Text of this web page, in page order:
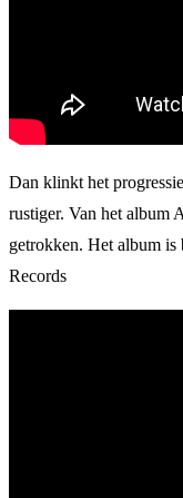
Dan klinkt het
rustiger. Van het album
getrokken. Het album is
Records